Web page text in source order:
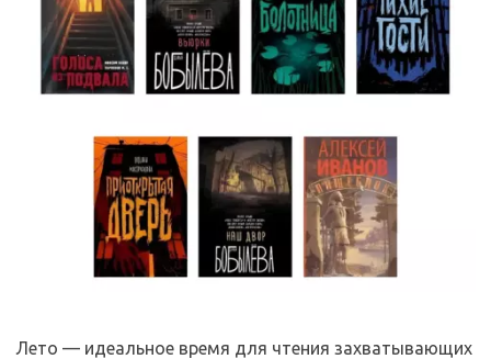
Лето — идеальное время для чтения захватывающих